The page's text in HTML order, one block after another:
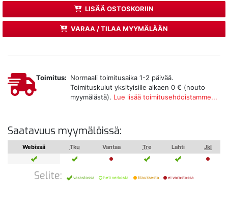
LISÄÄ OSTOSKORIIN
VARAA / TILAA MYYMÄLÄÄN
Toimitus: Normaali toimitusaika 1-2 päivää.
Toimituskulut yksityisille alkaen 0 € (nouto
myymälästä). Lue lisää toimitusehdoistamme...
Saatavuus myymälöissä:
Webissä Tku Vantaa Tre Lahti Jkl
Selite: varastossa heti verkosta tilauksesta ei varastossa